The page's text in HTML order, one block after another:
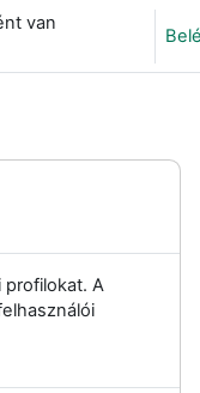
van
profilokat. A